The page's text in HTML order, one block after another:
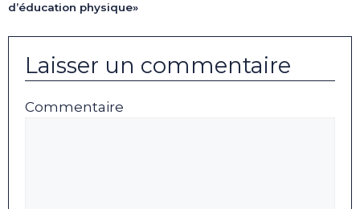
d’éducation physique»
Laisser un commentaire
Commentaire